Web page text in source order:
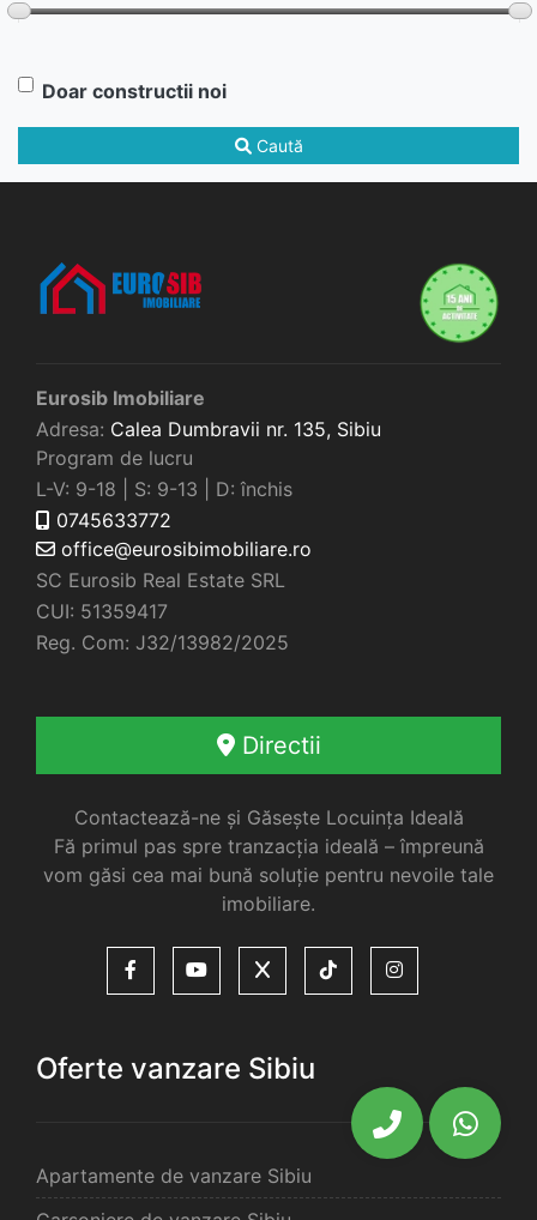
Doar constructii noi
Caută
Eurosib Imobiliare
Adresa: Calea Dumbravii nr. 135, Sibiu
Program de lucru
L-V: 9-18 | S: 9-13 | D: închis
0745633772
office@eurosibimobiliare.ro
SC Eurosib Real Estate SRL
CUI: 51359417
Reg. Com: J32/13982/2025
Directii
Contactează-ne și Găsește Locuința Ideală
Fă primul pas spre tranzacția ideală – împreună
vom găsi cea mai bună soluție pentru nevoile tale
imobiliare.
Oferte vanzare Sibiu
Apartamente de vanzare Sibiu